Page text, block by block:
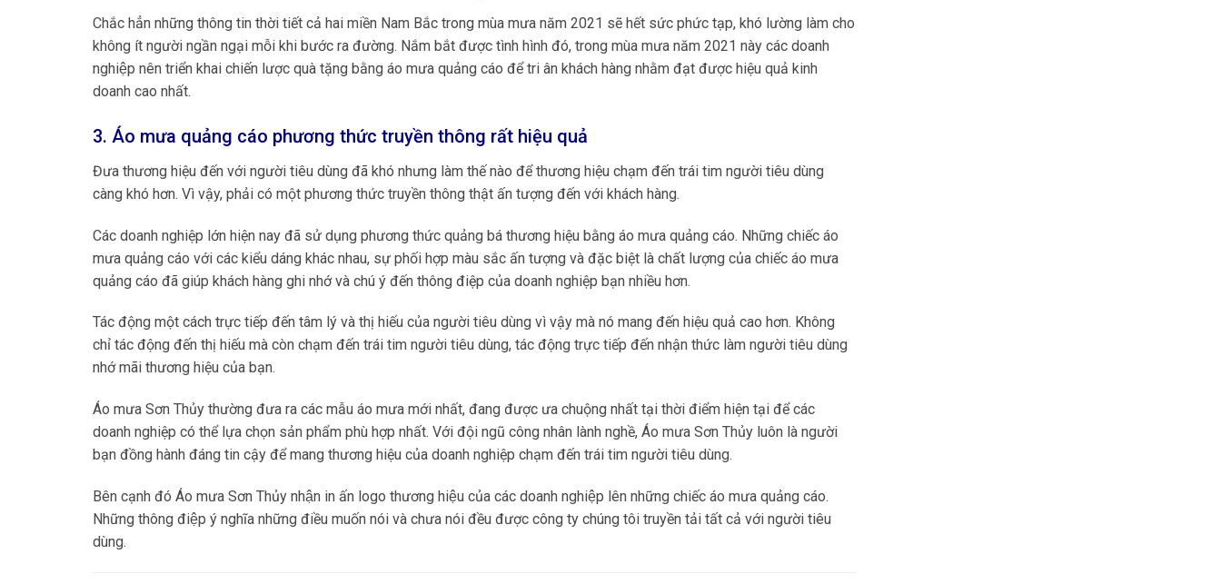
Chắc hẳn những thông tin thời tiết cả hai miền Nam Bắc trong mùa mưa năm 2021 sẽ hết sức phức tạp, khó lường làm cho
không ít người ngần ngại mỗi khi bước ra đường. Nắm bắt được tình hình đó, trong mùa mưa năm 2021 này các doanh
nghiệp nên triển khai chiến lược quà tặng bằng áo mưa quảng cáo để tri ân khách hàng nhằm đạt được hiệu quả kinh
doanh cao nhất.
3. Áo mưa quảng cáo phương thức truyền thông rất hiệu quả
Đưa thương hiệu đến với người tiêu dùng đã khó nhưng làm thế nào để thương hiệu chạm đến trái tim người tiêu dùng
càng khó hơn. Vì vậy, phải có một phương thức truyền thông thật ấn tượng đến với khách hàng.
Các doanh nghiệp lớn hiện nay đã sử dụng phương thức quảng bá thương hiệu bằng áo mưa quảng cáo. Những chiếc áo
mưa quảng cáo với các kiểu dáng khác nhau, sự phối hợp màu sắc ấn tượng và đặc biệt là chất lượng của chiếc áo mưa
quảng cáo đã giúp khách hàng ghi nhớ và chú ý đến thông điệp của doanh nghiệp bạn nhiều hơn.
Tác động một cách trực tiếp đến tâm lý và thị hiếu của người tiêu dùng vì vậy mà nó mang đến hiệu quả cao hơn. Không
chỉ tác động đến thị hiếu mà còn chạm đến trái tim người tiêu dùng, tác động trực tiếp đến nhận thức làm người tiêu dùng
nhớ mãi thương hiệu của bạn.
Áo mưa Sơn Thủy thường đưa ra các mẫu áo mưa mới nhất, đang được ưa chuộng nhất tại thời điểm hiện tại để các
doanh nghiệp có thể lựa chọn sản phẩm phù hợp nhất. Với đội ngũ công nhân lành nghề, Áo mưa Sơn Thủy luôn là người
bạn đồng hành đáng tin cậy để mang thương hiệu của doanh nghiệp chạm đến trái tim người tiêu dùng.
Bên cạnh đó Áo mưa Sơn Thủy nhận in ấn logo thương hiệu của các doanh nghiệp lên những chiếc áo mưa quảng cáo.
Những thông điệp ý nghĩa những điều muốn nói và chưa nói đều được công ty chúng tôi truyền tải tất cả với người tiêu
dùng.